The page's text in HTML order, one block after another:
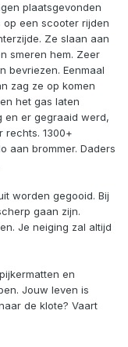
plaatsgevonden
op een scooter rijden
Ze slaan aan
smeren hem. Zeer
bevriezen. Eenmaal
zag ze op komen
het gas laten
en er gegraaid werd,
rechts. 1300+
aan brommer. Daders
worden gegooid. Bij
gaan zijn.
Je neiging zal altijd
en
Jouw leven is
de klote? Vaart